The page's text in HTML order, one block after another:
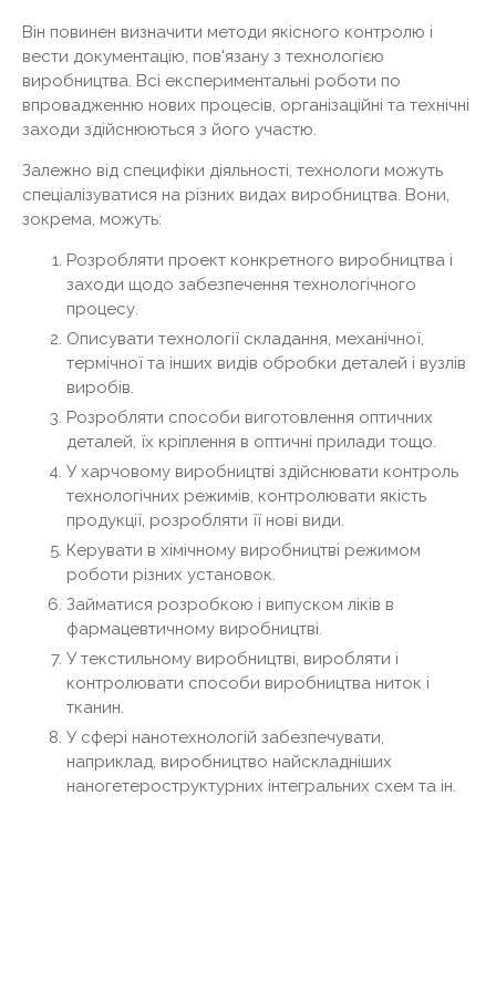
Він повинен визначити методи якісного контролю і
вести документацію, пов'язану з технологією
виробництва. Всі експериментальні роботи по
впровадженню нових процесів, організаційні та технічні
заходи здійснюються з його участю.
Залежно від специфіки діяльності, технологи можуть
спеціалізуватися на різних видах виробництва. Вони,
зокрема, можуть:
Розробляти проект конкретного виробництва і
заходи щодо забезпечення технологічного
процесу.
Описувати технології складання, механічної,
термічної та інших видів обробки деталей і вузлів
виробів.
Розробляти способи виготовлення оптичних
деталей, їх кріплення в оптичні прилади тощо.
У харчовому виробництві здійснювати контроль
технологічних режимів, контролювати якість
продукції, розробляти її нові види.
Керувати в хімічному виробництві режимом
роботи різних установок.
Займатися розробкою і випуском ліків в
фармацевтичному виробництві.
У текстильному виробництві, виробляти і
контролювати способи виробництва ниток і
тканин.
У сфері нанотехнологій забезпечувати,
наприклад, виробництво найскладніших
наногетероструктурних інтегральних схем та ін.